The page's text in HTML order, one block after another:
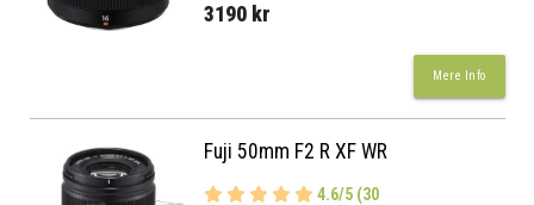
3190 kr
Mere Info
Fuji 50mm F2 R XF WR
4.6/5 (30